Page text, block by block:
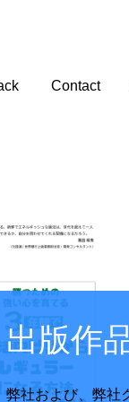
Contact
出版作
弊社および、弊社